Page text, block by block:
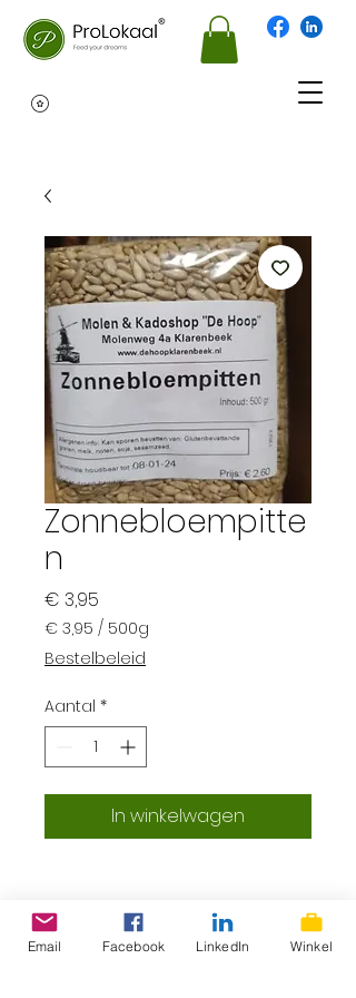
Zonnebloempitte
n
€ 3,95
€ 3,95 / 500g
€ 3,95
per
Gram
Bestelbeleid
Aantal *
In winkelwagen
ProLokaal – Eerlijk, lokaal &
Email Facebook LinkedIn Winkel